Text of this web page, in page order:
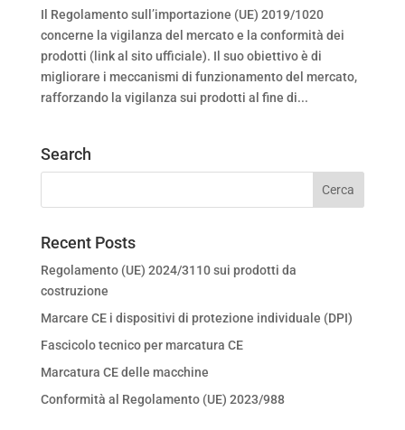
Il Regolamento sull’importazione (UE) 2019/1020
concerne la vigilanza del mercato e la conformità dei
prodotti (link al sito ufficiale). Il suo obiettivo è di
migliorare i meccanismi di funzionamento del mercato,
rafforzando la vigilanza sui prodotti al fine di...
Search
Recent Posts
Regolamento (UE) 2024/3110 sui prodotti da
costruzione
Marcare CE i dispositivi di protezione individuale (DPI)
Fascicolo tecnico per marcatura CE
Marcatura CE delle macchine
Conformità al Regolamento (UE) 2023/988